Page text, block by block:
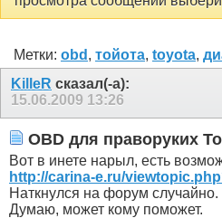
Метки: obd , тойота, toyota,
KilleR сказал(-а):
15.06.2009 13:26
OBD для праворуких
Вот в инете нарыл, есть
http://carina-e.ru/
Наткнулся на форум случайно.
Думаю, может кому поможет.